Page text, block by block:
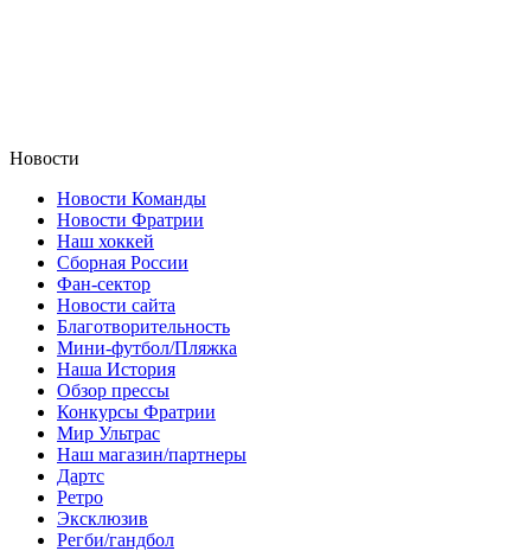
Новости
Новости Команды
Новости Фратрии
Наш хоккей
Сборная России
Фан-cектор
Новости сайта
Благотворительность
Мини-футбол/Пляжка
Наша История
Обзор прессы
Конкурсы Фратрии
Мир Ультрас
Наш магазин/партнеры
Дартс
Ретро
Эксклюзив
Регби/гандбол